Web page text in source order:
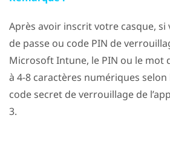
Après avoir inscrit votre casque,
de passe ou code PIN de
Microsoft Intune, le PIN ou le mot
à 4-8 caractères numériques selon
code secret de verrouillage de
3.